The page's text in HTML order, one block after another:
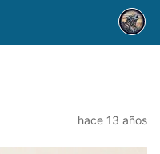
hace 13 años